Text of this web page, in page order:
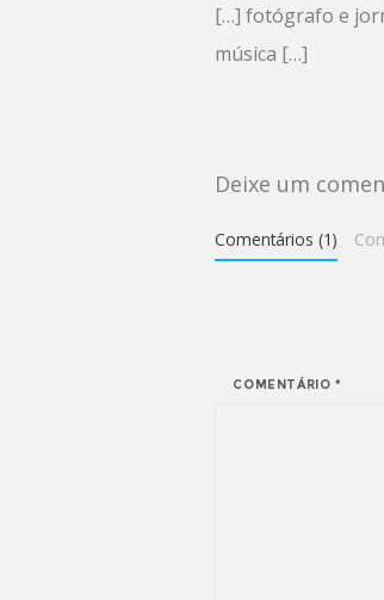
[…] fotógrafo e
música […]
Deixe um
Comentários (1)
COMENTÁRIO *